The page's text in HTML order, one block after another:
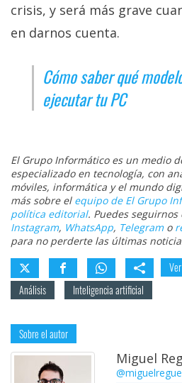
crisis, y será más grave
en darnos cuenta.
Cómo saber qué
ejecutar tu PC
El Grupo Informático es un medio
especializado en tecnología, con
móviles, informática y el mundo
más sobre el equipo de El Grupo
política editorial. Puedes seguirnos
Instagram, WhatsApp, Telegramo
para no perderte las últimas
Análisis
Inteligencia artificial
Sobre el autor
Miguel